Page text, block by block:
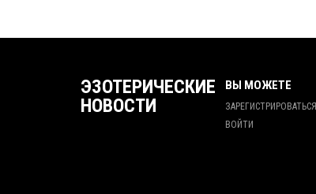
ЭЗОТЕРИЧЕСКИЕ
НОВОСТИ
ВЫ МОЖЕТЕ
ЗАРЕГИСТРИРОВАТЬСЯ
ВОЙТИ